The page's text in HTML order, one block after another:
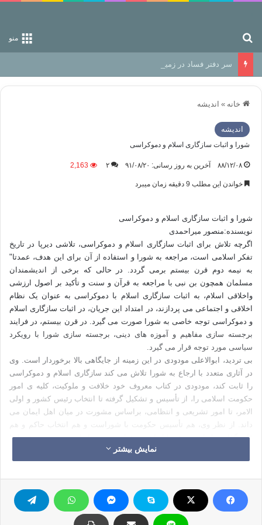
منو
سر دفتر فساد در زمین‌، دوری وکناره‌گیری از راه خداست‌!
خانه » اندیشه
اندیشه
شورا و اثبات سازگاری اسلام و دموکراسی
۸۸/۱۲/۰۸ آخرین به روز رسانی: ۹۱/۰۸/۲۰ ۲ 2,163
خواندن این مطلب 9 دقیقه زمان میبرد
شورا و اثبات سازگاری اسلام و دموکراسی
نویسنده:منصور میراحمدی
اگرچه تلاش برای اثبات سازگاری اسلام و دموکراسی، تلاشی دیرپا در تاریخ
تفکر اسلامی است، مراجعه به شورا و استفاده از آن برای این هدف، عمدتا"
به نیمه دوم قرن بیستم برمی گردد. در حالی که برخی از اندیشمندان
مسلمان همچون بن نبی با مراجعه به قرآن و سنت و تأکید بر اصول ارزشی
واخلاقی اسلام، به اثبات سازگاری اسلام با دموکراسی به عنوان یک نظام
اخلاقی و اجتماعی می پردازند، در امتداد این جریان، در اثبات سازگاری اسلام
و دموکراسی توجه خاصی به شورا صورت می گیرد. در قرن بیستم، در فرایند
برجسته سازی مفاهیم و آموزه های دینی، برجسته سازی شورا با رویکرد
سیاسی مورد توجه قرار می گیرد.
بی تردید، ابوالاعلی مودودی در این زمینه از جایگاهی بالا برخوردار است. وی
در آثاری متعدد با ارجاع به شورا تلاش می کند سازگاری اسلام و دموکراسی
را ثابت کند، مودودی در کتاب معروف خود خلافت و ملوکیت، کلیه ی امور
حکومت اسلامی را، از تأسیس و تشکیل گرفته تا انتخاب رئیس کشور و اولی
الامر، تا امور تشریعی و انتظامی، براساس مشورت در میان اهل ایمان می
داند. از نظر وی، هم تأسیس حکومت با شوراست و هم انتخاب حاکم و هم
قانونگذاری. از این رو شورا از اهمیت زیادی برخوردار است. مودودی شورا را
یکی از قواعد اساسی حکومت اسلامی معرفی می کند که در آن نظام
حکومت از طریق مشورت باید به پیش رود. وی در ارائه ی استدلال بر مدعای
نویسد:
خلفای راشدین در مورد انتظام و قانون ساری، کاری را بدون مشورت با
اشخاص و ذوات اهل الرأی انجام نمی دادند.
نمایش بیشتر